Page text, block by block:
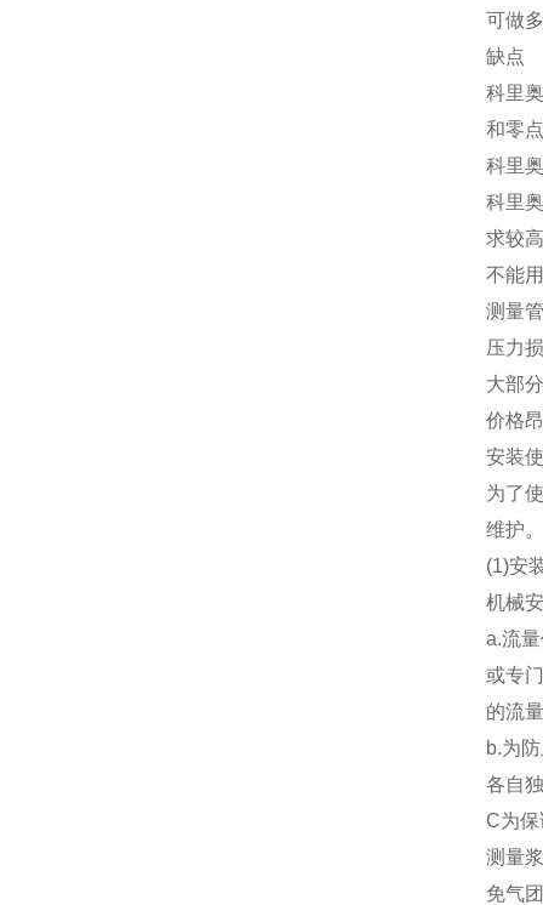
可做
缺点
科里
和零
科里
科里
求较
不能
测量
压力
大部
价格
安装
为了
维护。
(1)安
机械
a.流
或专
的流
b.为
各自
C为
测量
免气